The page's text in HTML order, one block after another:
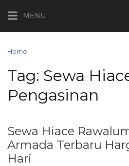
content
MENU
Home
Tag: Sewa
Pengasinan
Sewa Hiace
Armada Terbaru
Hari